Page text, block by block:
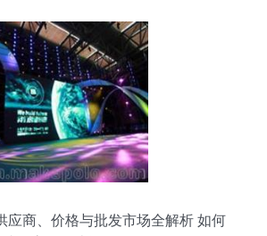
应商、价格与批发市场全解析 如何